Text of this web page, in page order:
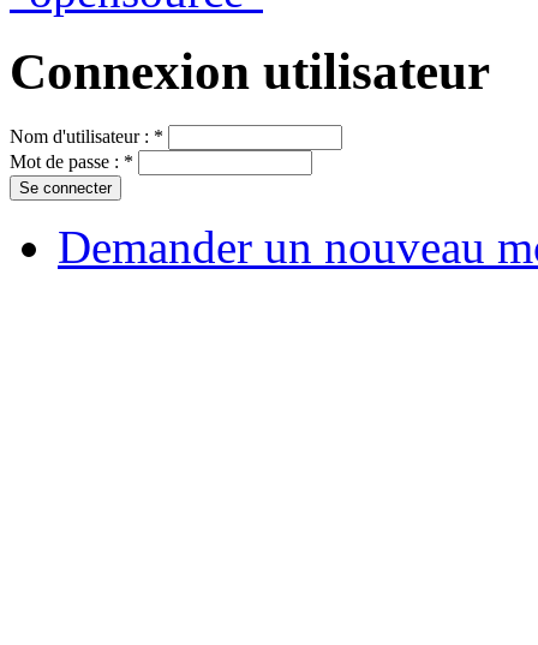
Connexion utilisateur
Nom d'utilisateur : *
Mot de passe : *
Demander un nouveau